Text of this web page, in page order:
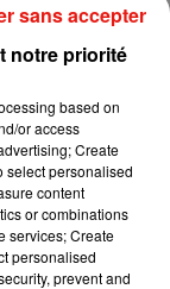
2019
Gomez et
single
notre priorité
based on
or access
Create
select personalised
content
or combinations
services; Create
personalised
prevent and
sans accepter